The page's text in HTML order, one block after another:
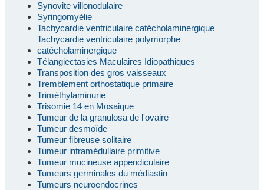
Synovite villonodulaire
Syringomyélie
Tachycardie ventriculaire catécholaminergique
Tachycardie ventriculaire polymorphe
catécholaminergique
Télangiectasies Maculaires Idiopathiques
Transposition des gros vaisseaux
Tremblement orthostatique primaire
Triméthylaminurie
Trisomie 14 en Mosaique
Tumeur de la granulosa de l'ovaire
Tumeur desmoïde
Tumeur fibreuse solitaire
Tumeur intramédullaire primitive
Tumeur mucineuse appendiculaire
Tumeurs germinales du médiastin
Tumeurs neuroendocrines